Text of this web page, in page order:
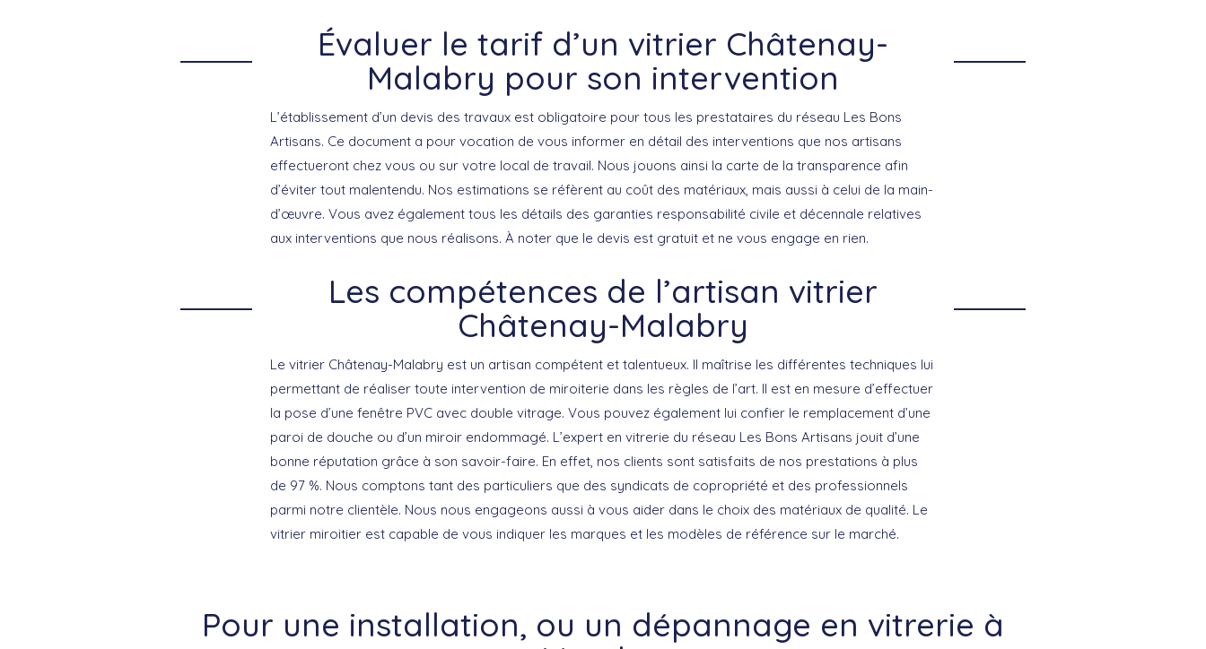
Évaluer le tarif d’un vitrier Châtenay-
Malabry pour son intervention
L’établissement d’un devis des travaux est obligatoire pour tous les prestataires du réseau Les Bons
Artisans. Ce document a pour vocation de vous informer en détail des interventions que nos artisans
effectueront chez vous ou sur votre local de travail. Nous jouons ainsi la carte de la transparence afin
d’éviter tout malentendu. Nos estimations se réfèrent au coût des matériaux, mais aussi à celui de la main-
d’œuvre. Vous avez également tous les détails des garanties responsabilité civile et décennale relatives
aux interventions que nous réalisons. À noter que le devis est gratuit et ne vous engage en rien.
Les compétences de l’artisan vitrier
Châtenay-Malabry
Le vitrier Châtenay-Malabry est un artisan compétent et talentueux. Il maîtrise les différentes techniques lui
permettant de réaliser toute intervention de miroiterie dans les règles de l’art. Il est en mesure d’effectuer
la pose d’une fenêtre PVC avec double vitrage. Vous pouvez également lui confier le remplacement d’une
paroi de douche ou d’un miroir endommagé. L’expert en vitrerie du réseau Les Bons Artisans jouit d’une
bonne réputation grâce à son savoir-faire. En effet, nos clients sont satisfaits de nos prestations à plus
de 97 %. Nous comptons tant des particuliers que des syndicats de copropriété et des professionnels
parmi notre clientèle. Nous nous engageons aussi à vous aider dans le choix des matériaux de qualité. Le
vitrier miroitier est capable de vous indiquer les marques et les modèles de référence sur le marché.
Pour une installation, ou un dépannage en vitrerie à